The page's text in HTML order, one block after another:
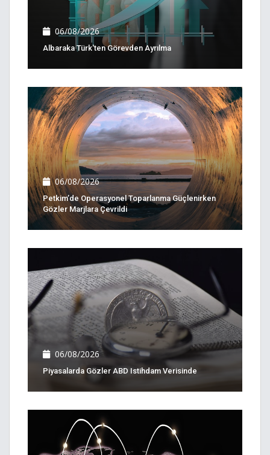
06/08/2026
Albaraka Türk'ten Görevden Ayrılma
06/08/2026
Petkim’de Operasyonel Toparlanma Güçlenirken
Gözler Marjlara Çevrildi
06/08/2026
Piyasalarda Gözler ABD Istihdam Verisinde